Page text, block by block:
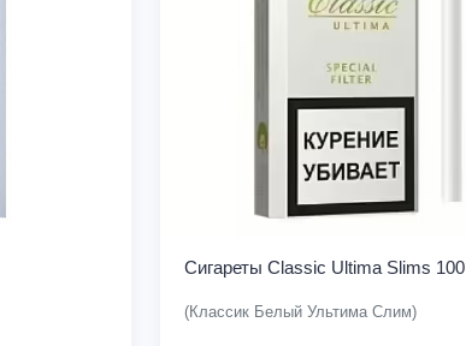
Сигареты Classic Ultima Slims 100
(Классик Белый Ультима Слим)